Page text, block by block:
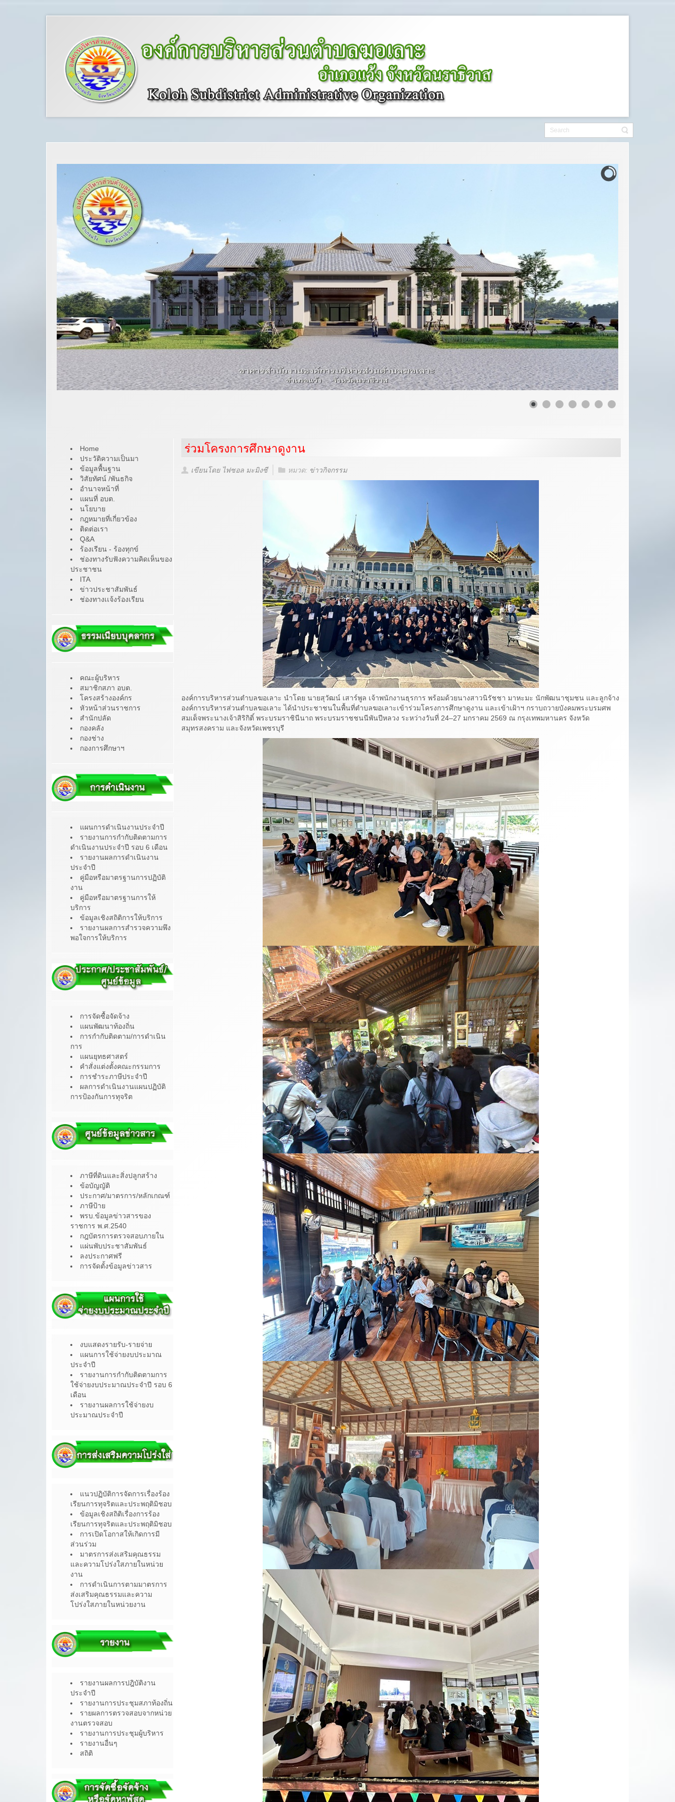
Home
ประวัติความเป็นมา
ข้อมูลพื้นฐาน
วิสัยทัศน์ /พันธกิจ
อำนาจหน้าที่
แผนที่ อบต.
นโยบาย
กฎหมายที่เกี่ยวข้อง
ติดต่อเรา
Q&A
ร้องเรียน - ร้องทุกข์
ช่องทางรับฟังความคิดเห็นของ
ประชาชน
ITA
ข่าวประชาสัมพันธ์
ช่องทางเเจ้งร้องเรียน
คณะผู้บริหาร
สมาชิกสภา อบต.
โครงสร้างองค์กร
หัวหน้าส่วนราชการ
สำนักปลัด
กองคลัง
กองช่าง
กองการศึกษาฯ
แผนการดำเนินงานประจำปี
รายงานการกำกับติดตามการ
ดำเนินงานประจำปี รอบ 6 เดือน
รายงานผลการดำเนินงาน
ประจำปี
คู่มือหรือมาตรฐานการปฏิบัติ
งาน
คู่มือหรือมาตรฐานการให้
บริการ
ข้อมูลเชิงสถิติการให้บริการ
รายงานผลการสำรวจความพึง
พอใจการให้บริการ
การจัดซื้อจัดจ้าง
แผนพัฒนาท้องถิ่น
การกำกับติดตาม/การดำเนิน
การ
แผนยุทธศาสตร์
คำสั่งแต่งตั้งคณะกรรมการ
การชำระภาษีประจำปี
ผลการดำเนินงานแผนปฏิบัติ
การป้องกันการทุจริต
ภาษีที่ดินและสิ่งปลูกสร้าง
ข้อบัญญัติ
ประกาศ/มาตรการ/หลักเกณฑ์
ภาษีป้าย
พรบ.ข้อมูลข่าวสารของ
ราชการ พ.ศ.2540
กฎบัตรการตรวจสอบภายใน
แผ่นพับประชาสัมพันธ์
ลงประกาศฟรี
การจัดตั้งข้อมูลข่าวสาร
งบแสดงรายรับ-รายจ่าย
แผนการใช้จ่ายงบประมาณ
ประจำปี
รายงานการกำกับติดตามการ
ใช้จ่ายงบประมาณประจำปี รอบ 6
เดือน
รายงานผลการใช้จ่ายงบ
ประมาณประจำปี
แนวปฏิบัติการจัดการเรื่องร้อง
เรียนการทุจริตและประพฤติมิชอบ
ข้อมูลเชิงสถิติเรื่องการร้อง
เรียนการทุจริตและประพฤติมิชอบ
การเปิดโอกาสให้เกิดการมี
ส่วนร่วม
มาตรการส่งเสริมคุณธรรม
และความโปร่งใสภายในหน่วย
งาน
การดำเนินการตามมาตรการ
ส่งเสริมคุณธรรมและความ
โปร่งใสภายในหน่วยงาน
รายงานผลการปฎิบัติงาน
ประจำปี
รายงานการประชุมสภาท้องถิ่น
รายผลการตรวจสอบจากหน่วย
งานตรวจสอบ
รายงานการประชุมผู้บริหาร
รายงานอื่นๆ
สถิติ
ร่วมโครงการศึกษาดูงาน
เขียนโดย ไฟซอล มะมิงซี หมวด: ข่าวกิจกรรม
องค์การบริหารส่วนตำบลฆอเลาะ นำโดย นายสุวัฒน์ เสาร์พูล เจ้าพนักงานธุรการ พร้อมด้วยนางสาวนิรัชชา มาหะมะ นักพัฒนาชุมชน และลูกจ้าง
องค์การบริหารส่วนตำบลฆอเลาะ ได้นำประชาชนในพื้นที่ตำบลฆอเลาะเข้าร่วมโครงการศึกษาดูงาน และเข้าเฝ้าฯ กราบถวายบังคมพระบรมศพ
สมเด็จพระนางเจ้าสิริกิติ์ พระบรมราชินีนาถ พระบรมราชชนนีพันปีหลวง ระหว่างวันที่ 24–27 มกราคม 2569 ณ กรุงเทพมหานคร จังหวัด
สมุทรสงคราม และจังหวัดเพชรบุรี